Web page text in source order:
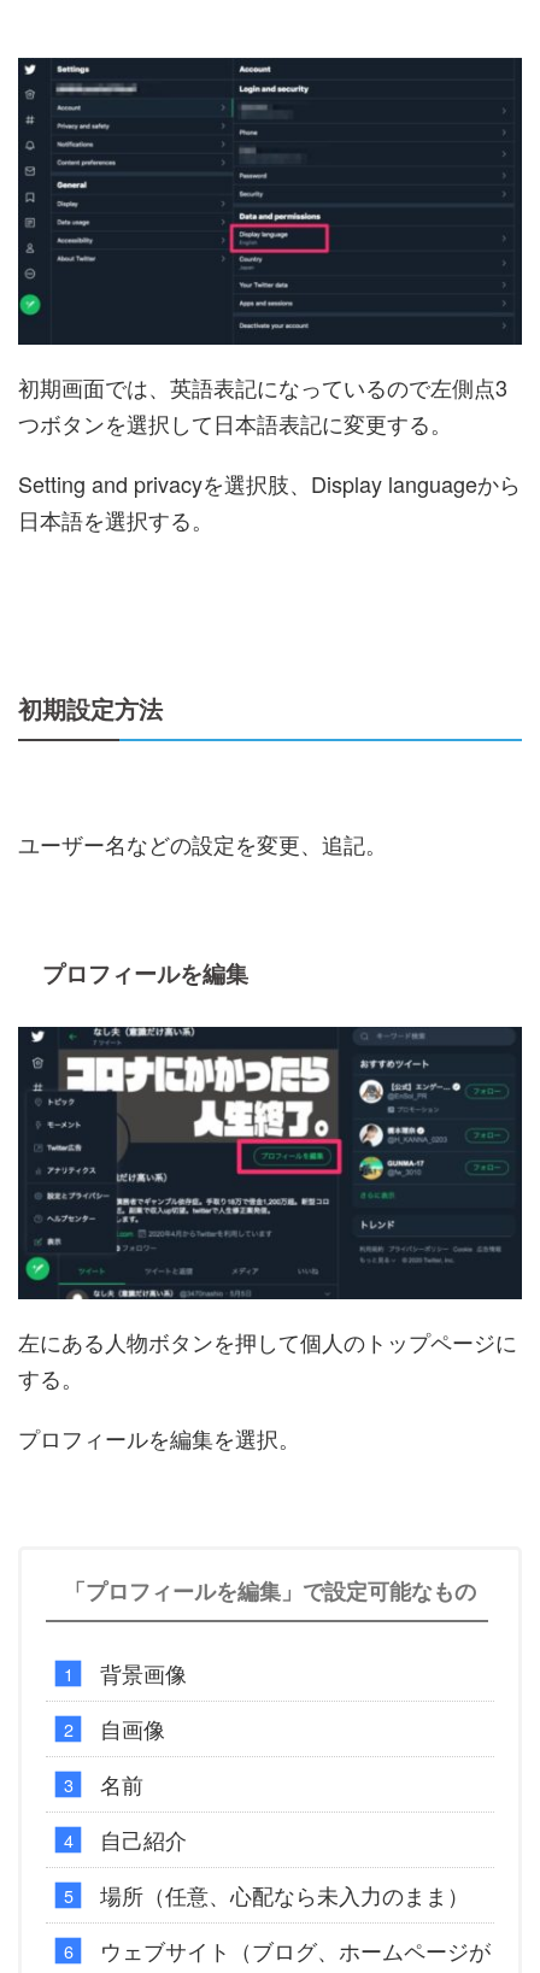
初期画面では、英語表記になっているので左側点3
つボタンを選択して日本語表記に変更する。
Setting and privacyを選択肢、Display languageから
日本語を選択する。
初期設定方法
ユーザー名などの設定を変更、追記。
プロフィールを編集
左にある人物ボタンを押して個人のトップページに
する。
プロフィールを編集を選択。
「プロフィールを編集」で設定可能なもの
背景画像
自画像
名前
自己紹介
場所（任意、心配なら未入力のまま）
ウェブサイト（ブログ、ホームページが